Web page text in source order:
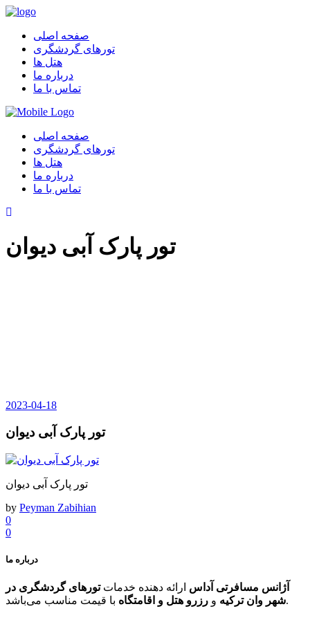
صفحه اصلی
تورهای گردشگری
هتل ها
درباره ما
تماس با ما
صفحه اصلی
تورهای گردشگری
هتل ها
درباره ما
تماس با ما
تور پارک آبی دیوان
2023-04-18
تور پارک آبی دیوان
تور پارک آبی دیوان
by Peyman Zabihian
0
0
درباره ما
آژانس مسافرتی آداس ارائه دهنده خدماتتورهای گردشگری در
شهر وان ترکیه و رزرو هتل و اقامتگاه با قیمت مناسب می‌باشد.